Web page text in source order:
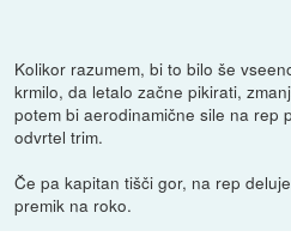
Kolikor razumem, bi to bilo še
krmilo, da letalo začne pikirati,
potem bi aerodinamične sile na rep
odvrtel trim.
Če pa kapitan tišči gor, na rep
premik na roko.